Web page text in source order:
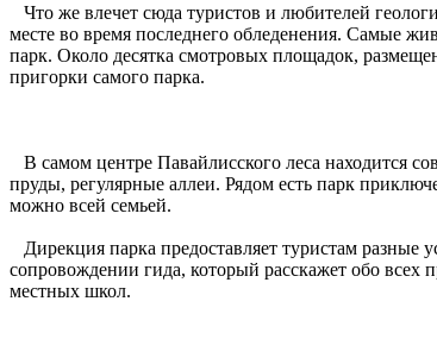
Что же влечет сюда туристов и любителей
месте во время последнего обледенения. Самые
парк. Около десятка смотровых площадок,
пригорки самого парка.
В самом центре Павайлисского леса находится
пруды, регулярные аллеи. Рядом есть парк
можно всей семьей.
Дирекция парка предоставляет туристам разные
сопровождении гида, который расскажет обо
местных школ.